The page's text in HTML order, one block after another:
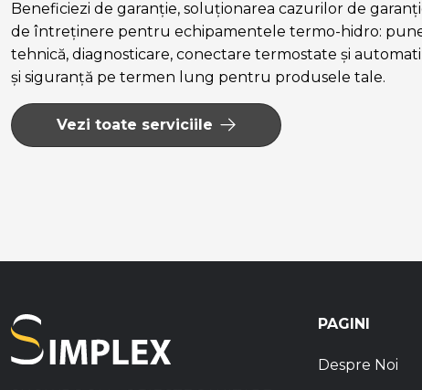
Beneficiezi de garanție, soluționarea cazurilor de
de întreținere pentru echipamentele termo-hidro:
tehnică, diagnosticare, conectare termostate și
și siguranță pe termen lung pentru produsele tale.
Vezi toate serviciile
PAGINI
Despre Noi